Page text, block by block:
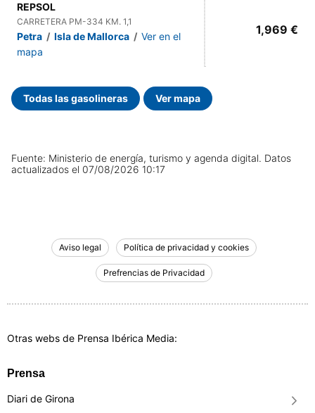
REPSOL
CARRETERA PM-334 KM. 1,1
Petra / Isla de Mallorca / Ver en el
mapa
1,969 €
Todas las gasolineras Ver mapa
Fuente: Ministerio de energía, turismo y agenda digital. Datos
actualizados el 07/08/2026 10:17
Aviso legal Política de privacidad y cookies
Prefrencias de Privacidad
Otras webs de Prensa Ibérica Media:
Prensa
Diari de Girona